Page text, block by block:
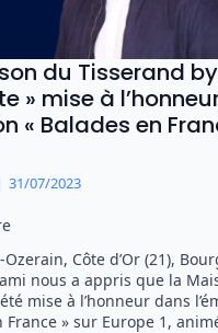
du Tisserand by
» mise à
« Balades en
31/07/2023
Côte d’Or (21),
nous a appris que la
mise à l’honneur dans
France » sur Europe 1,